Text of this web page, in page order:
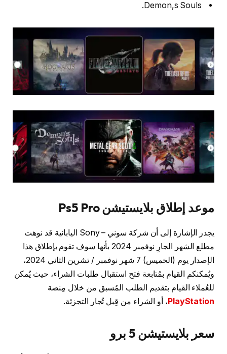
Demon,s Souls.
موعد إطلاق بلايستيشن Ps5 Pro
يجدر الإشارة إلى أن شركة سوني – Sony اليابانية قد نوهت
مطلع الشهر الجارِ نوفمبر 2024 بأنها سوف تقوم بإطلاق هذا
الإصدار يوم (الخميس) 7 شهر نوفمبر / تشرين الثاني 2024،
ويُمكنكم القيام بمُتابعة فتح استقبال طلبات الشراء، حيث يُمكن
للعُملاء القيام بتقديم الطلب المُسبق من خلال مِنصة
PlayStation، أو الشراء من قِبل تُجار التجزئة.
سعر بلايستيشن 5 برو